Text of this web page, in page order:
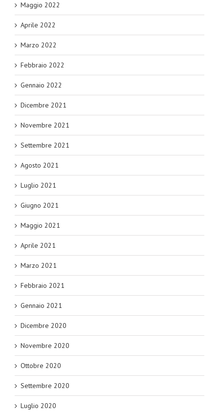
Maggio 2022
Aprile 2022
Marzo 2022
Febbraio 2022
Gennaio 2022
Dicembre 2021
Novembre 2021
Settembre 2021
Agosto 2021
Luglio 2021
Giugno 2021
Maggio 2021
Aprile 2021
Marzo 2021
Febbraio 2021
Gennaio 2021
Dicembre 2020
Novembre 2020
Ottobre 2020
Settembre 2020
Luglio 2020